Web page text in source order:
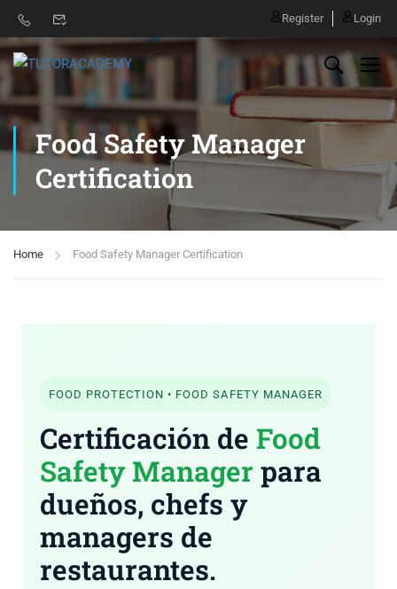
Register Login
Food Safety Manager
Certification
Home Food Safety Manager Certification
FOOD PROTECTION • FOOD SAFETY MANAGER
Certificación de Food
Safety Manager para
dueños, chefs y
managers de
restaurantes.